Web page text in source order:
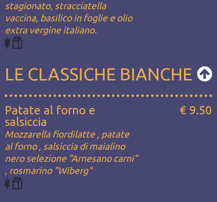
stagionato, stracciatella
vaccina, basilico in foglie e olio
extra vergine italiano.
LE CLASSICHE BIANCHE
Patate al forno e
salsiccia
Mozzarella fiordilatte , patate
al forno , salsiccia di maialino
nero selezione "Arnesano carni"
, rosmarino "Wiberg"
€ 9.50